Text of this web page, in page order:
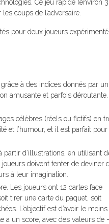
Ce jeu rapide (environ
coups de l’adversaire.
pour deux joueurs
à des indices donnés par un
amusante et parfois déroutante.
célèbres (réels ou fictifs) en
et l’humour, et il est parfait
d’illustrations, en utilisant
doivent tenter de deviner
à leur imagination.
Les joueurs ont 12 cartes face
tirer une carte du paquet, soit
L’objectif est d’avoir le
a un score, avec des valeurs de